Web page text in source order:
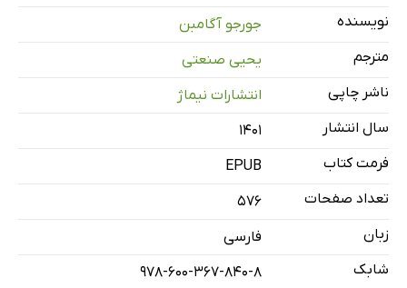
فصل دوم: رمزوراز اقتصاد
فصل چهارم: سلطنت و حکومت
فصل پنجم: ماشین مشیّتی
فصل ششم: فرشته‌شناسی و بوروکراسی
فصل هفتم: قدرت و شکوه
منابع
نویسنده
جورجو آگامبن
مترجم
یحیی صنعتی
ناشر چاپی
انتشارات نیماژ
سال انتشار
۱۴۰۱
فرمت کتاب
EPUB
تعداد صفحات
576
زبان
فارسی
شابک
978-600-367-840-8